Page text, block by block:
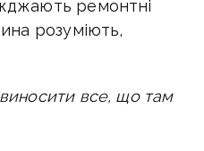
ремонтні
розуміють,
все, що там